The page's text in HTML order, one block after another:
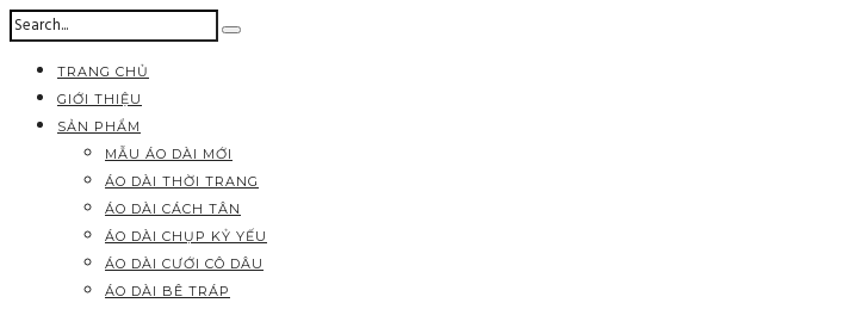
TRANG CHỦ
GIỚI THIỆU
SẢN PHẨM
MẪU ÁO DÀI MỚI
ÁO DÀI THỜI TRANG
ÁO DÀI CÁCH TÂN
ÁO DÀI CHỤP KỶ YẾU
ÁO DÀI CƯỚI CÔ DÂU
ÁO DÀI BÊ TRÁP